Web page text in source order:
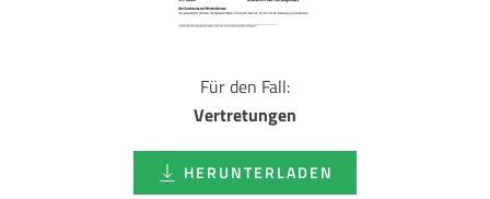
Für den Fall:
Vertretungen
HERUNTERLADEN